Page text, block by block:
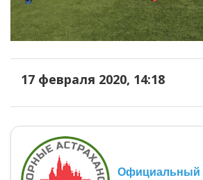
17 февраля 2020, 14:18
Официальный